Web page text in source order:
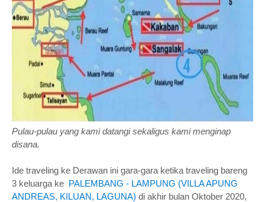
Pulau-pulau yang kami datangi sekaligus kami menginap
disana.
Ide traveling ke Derawan ini gara-gara ketika traveling bareng
3 keluarga ke PALEMBANG - LAMPUNG (VILLA APUNG
ANDREAS, KILUAN, LAGUNA) di akhir bulan Oktober 2020,